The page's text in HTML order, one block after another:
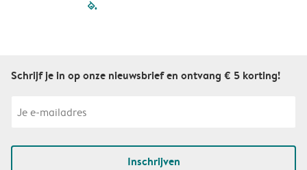
filled-pagination
Schrijf je in op onze nieuwsbrief en ontvang € 5 korting!
Inschrijven